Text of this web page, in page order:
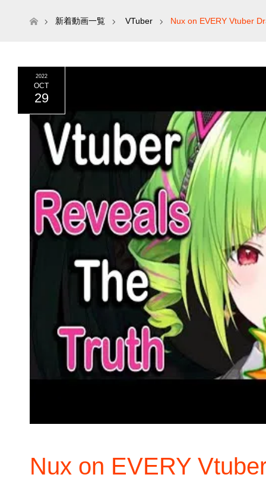
ホーム新着動画一覧 VTuber Nux on EVERY Vtuber
2022
OCT
29
Nux on EVERY